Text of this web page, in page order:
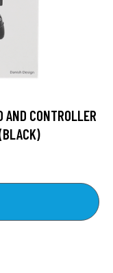
AND CONTROLLER